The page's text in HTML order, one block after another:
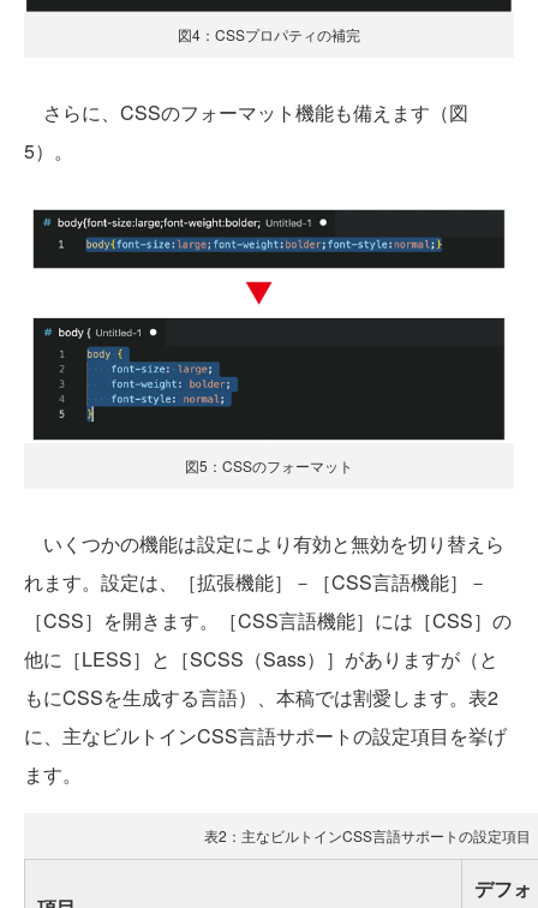
図4：CSSプロパティの補完
さらに、CSSのフォーマット機能も備えます（図
5）。
図5：CSSのフォーマット
いくつかの機能は設定により有効と無効を切り替えら
れます。設定は、［拡張機能］－［CSS言語機能］－
［CSS］を開きます。［CSS言語機能］には［CSS］の
他に［LESS］と［SCSS（Sass）］がありますが（と
もにCSSを生成する言語）、本稿では割愛します。表2
に、主なビルトインCSS言語サポートの設定項目を挙げ
ます。
表2：主なビルトインCSS言語サポートの設定項目
デフォ